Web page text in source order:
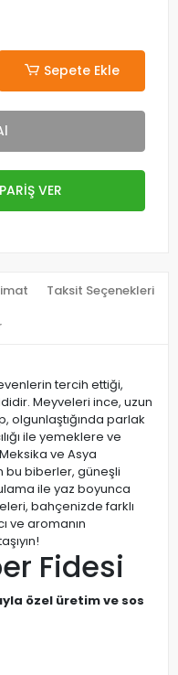
Sepete Ekle
VER
Taksit Seçenekleri
tercih ettiği,
Meyveleri ince, uzun
olgunlaştığında parlak
ile yemeklere ve
ve Asya
bu biberler, güneşli
ile yaz boyunca
bahçenizde farklı
ve aromanın
Fidesi
özel üretim ve sos